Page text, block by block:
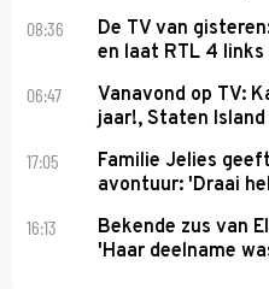
08:36
De TV van
en laat RTL 4 links
06:47
Vanavond op TV:
jaar!, Staten
17:05
Familie Jelies
avontuur: 'Draai
16:13
Bekende zus van
'Haar deelname